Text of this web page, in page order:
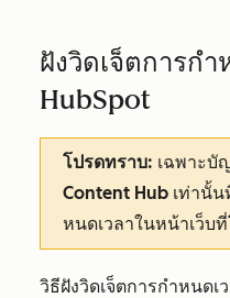
ฝังวิดเจ็ตการก
HubSpot
โปรดทราบ: เฉพาะบั
Content Hub เท่านั้น
หนดเวลาในหน้าเว็บ
วิธีฝังวิดเจ็ตการกำหนดเ